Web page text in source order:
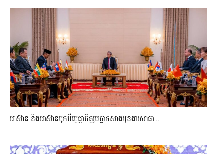
អាស៊ាន និងអាស៊ានបូកបីប្តេជ្ញាចិត្តរួមគ្នាកសាងមុខងារសាធា...